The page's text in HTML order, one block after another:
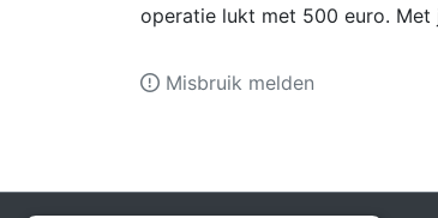
operatie lukt met 500 euro. Met
Misbruik melden